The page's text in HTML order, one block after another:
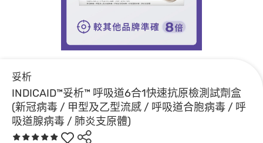
妥析
INDICAID™妥析™ 呼吸道6合1快速抗原檢測試劑盒
(新冠病毒 / 甲型及⼄型流感 / 呼吸道合胞病毒 / 呼
吸道腺病毒 / 肺炎支原體)